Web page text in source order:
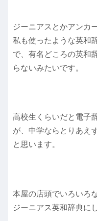
ジーニアスとかアンカ
私も使ったような英和
で、有名どころの英和
らないみたいです。
高校生くらいだと電子
が、中学ならとりあえ
と思います。
本屋の店頭でいろいろ
ジーニアス英和辞典に